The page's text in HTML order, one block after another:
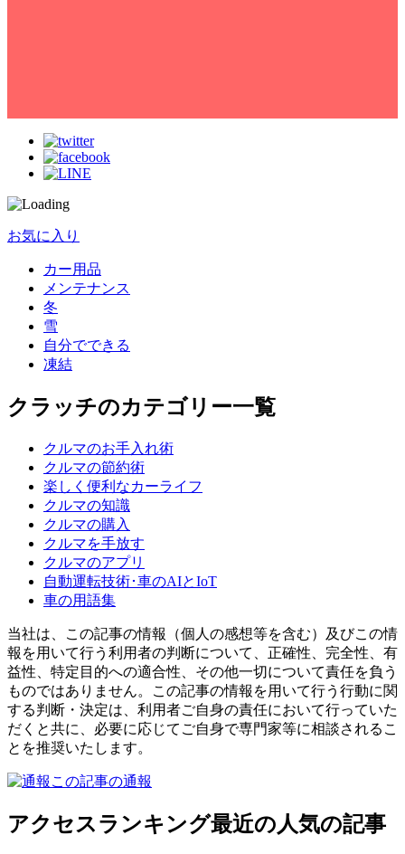
お気に入り
カー用品
メンテナンス
冬
雪
自分でできる
凍結
クラッチのカテゴリー一覧
クルマのお手入れ術
クルマの節約術
楽しく便利なカーライフ
クルマの知識
クルマの購入
クルマを手放す
クルマのアプリ
自動運転技術･車のAIとIoT
車の用語集
当社は、この記事の情報（個人の感想等を含む）及びこの情
報を用いて行う利用者の判断について、正確性、完全性、有
益性、特定目的への適合性、その他一切について責任を負う
ものではありません。この記事の情報を用いて行う行動に関
する判断・決定は、利用者ご自身の責任において行っていた
だくと共に、必要に応じてご自身で専門家等に相談されるこ
とを推奨いたします。
この記事の通報
アクセスランキング最近の人気の記事